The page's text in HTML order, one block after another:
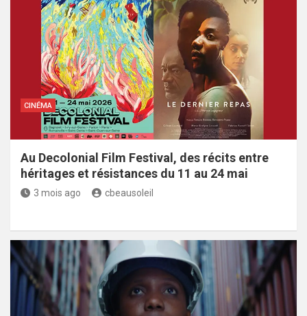
CINÉMA
Au Decolonial Film Festival, des récits entre
héritages et résistances du 11 au 24 mai
3 mois ago cbeausoleil